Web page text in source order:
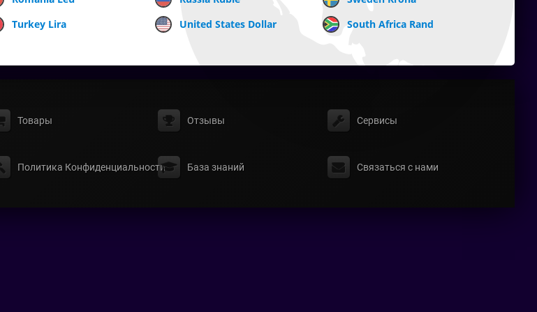
Turkey Lira United States Dollar South Africa Rand
Товары Отзывы Сервисы
Политика Конфиденциальности База знаний Связаться с нами